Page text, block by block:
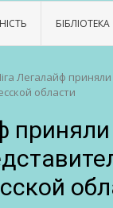
БІБЛІОТЕКА
Легалайф
области